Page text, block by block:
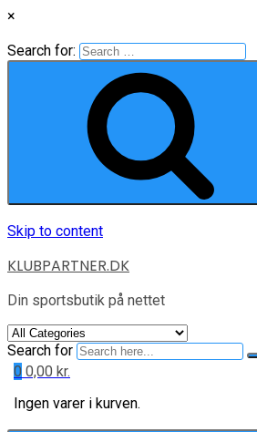
×
Search for:
Skip to content
KLUBPARTNER.DK
Din sportsbutik på nettet
Search for
0 0,00 kr.
Ingen varer i kurven.